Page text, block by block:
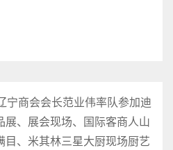
商会会长范业伟率队参加迪
、展会现场、国际客商人山
目、米其林三星大厨现场厨艺